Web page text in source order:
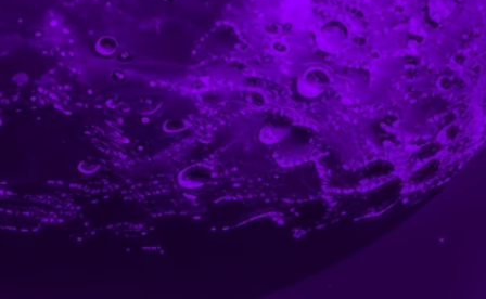
Higher you
aim,
higher you go.
Let’s do IT
KRS
0000656190
© 2026 MOONDIGO.Privacy Policy